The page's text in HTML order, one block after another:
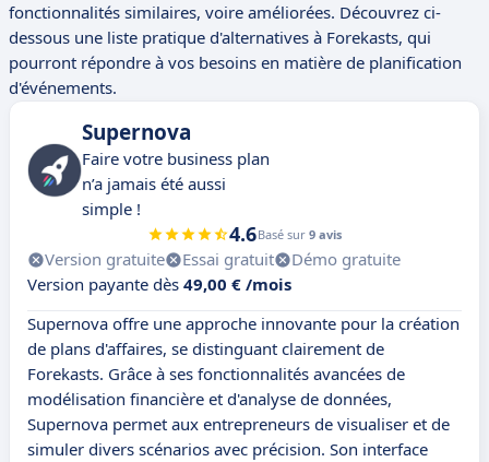
fonctionnalités similaires, voire améliorées. Découvrez ci-
dessous une liste pratique d'alternatives à Forekasts, qui
pourront répondre à vos besoins en matière de planification
d'événements.
Supernova
Faire votre business plan
n’a jamais été aussi
simple !
4.6Basé sur 9 avis
Version gratuite Essai gratuit
Démo gratuite
Version payante dès 49,00 € /mois
Supernova offre une approche innovante pour la création
de plans d'affaires, se distinguant clairement de
Forekasts. Grâce à ses fonctionnalités avancées de
modélisation financière et d'analyse de données,
Supernova permet aux entrepreneurs de visualiser et de
simuler divers scénarios avec précision. Son interface